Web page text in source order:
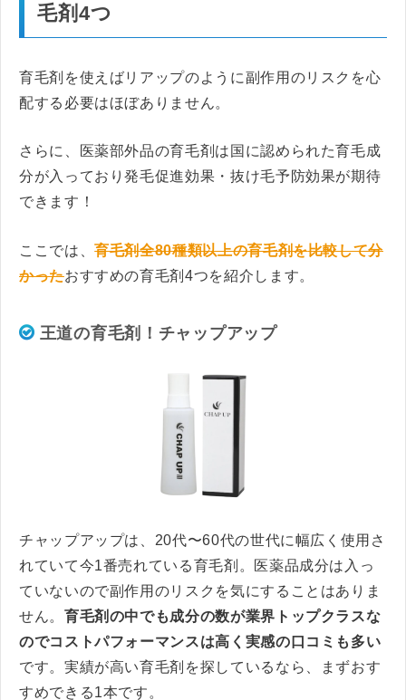
毛剤4つ
育毛剤を使えばリアップのように副作用のリスクを心
配する必要はほぼありません。
さらに、医薬部外品の育毛剤は国に認められた育毛成
分が入っており発毛促進効果・抜け毛予防効果が期待
できます！
ここでは、育毛剤全80種類以上の育毛剤を比較して分
かったおすすめの育毛剤4つを紹介します。
王道の育毛剤！チャップアップ
チャップアップは、20代〜60代の世代に幅広く使用さ
れていて今1番売れている育毛剤。医薬品成分は入っ
ていないので副作用のリスクを気にすることはありま
せん。 育毛剤の中でも成分の数が業界トップクラスな
のでコストパフォーマンスは高く実感の口コミも多い
です。実績が高い育毛剤を探しているなら、まずおす
すめできる1本です。